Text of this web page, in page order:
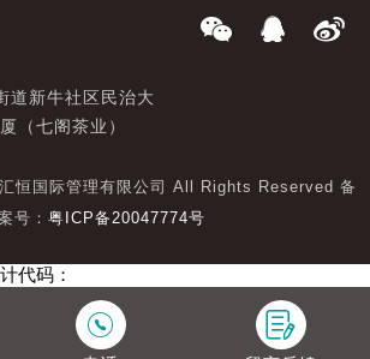
道新牛社区民治大
（七阁茶业）
恒国际管理有限公司 All Rights Reserved 备
号： 粤ICP备20047774号
代码：